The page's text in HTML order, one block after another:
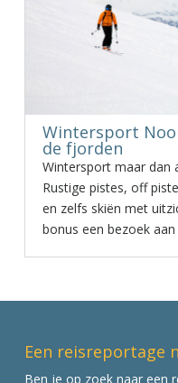
Wintersport
de fjorden
Wintersport maar dan
Rustige pistes, off
en zelfs skiën met
bonus een bezoek
Een reisreportage
Ben je op zoek naar een